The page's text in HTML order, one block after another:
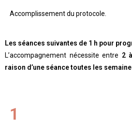
Accomplissement du protocole.
Les séances suivantes de 1 h pour
L’accompagnement nécessite entre 2
raison d’une séance toutes les
1